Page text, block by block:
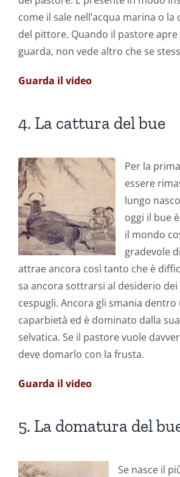
come il sale nell’acqua marina o
del pittore. Quando il pastore apre
guarda, non vede altro che se
Guarda il video
4. La cattura del bue
Per la
essere
lungo
oggi il bue
il mondo
gradevole
attrae ancora così tanto che è
sa ancora sottrarsi al desiderio
cespugli. Ancora gli smania dentro
caparbietà ed è dominato dalla
selvatica. Se il pastore vuole
deve domarlo con la frusta.
Guarda il video
5. La domatura del
Se nasce il